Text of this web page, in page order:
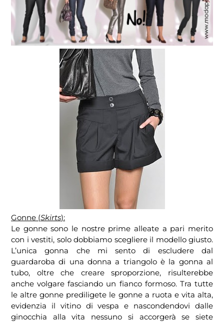
Gonne (Skirts):
Le gonne sono le nostre prime alleate a pari merito
con i vestiti, solo dobbiamo scegliere il modello giusto.
L’unica gonna che mi sento di escludere dal
guardaroba di una donna a triangolo è la gonna al
tubo, oltre che creare sproporzione, risulterebbe
anche volgare fasciando un fianco formoso. Tra tutte
le altre gonne prediligete le gonne a ruota e vita alta,
evidenzia il vitino di vespa e nascondendovi dalle
ginocchia alla vita nessuno si accorgerà se siete